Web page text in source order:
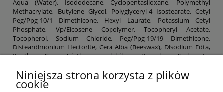
Aqua (Water), Isododecane, Cyclopentasiloxane, Polymethyl
Methacrylate, Butylene Glycol, Polyglyceryl-4 Isostearate, Cetyl
Peg/Ppg-10/1 Dimethicone, Hexyl Laurate, Potassium Cetyl
Phosphate, Vp/Eicosene Copolymer, Tocopheryl Acetate,
Tocopherol, Sodium Chloride, Peg/Ppg-19/19 Dimethicone,
Disteardimonium Hectorite, Cera Alba (Beeswax), Disodium Edta,
Xanthan Gum, Triethoxycaprylylsilane, Propylene Carbonate,
Phenoxyethanol, Parfum (Fragrance), Ci 77491 (Iron Oxides), Ci
77492 (Iron Oxides), Ci 77499 (Iron Oxides), Ci 77891 (Titanium
Niniejsza strona korzysta z plików
cookie